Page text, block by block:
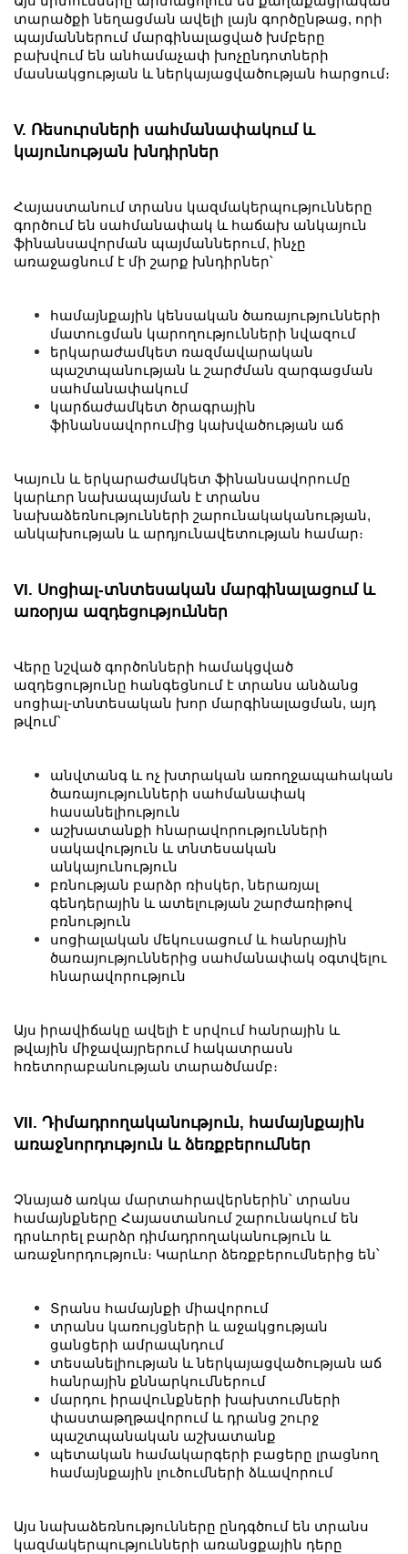
տարածքի նեղացման ավելի լայն գործընթաց, որի
պայմաններում մարգինալացված խմբերը
բախվում են անհամաչափ խոչընդոտների
մասնակցության և ներկայացվածության հարցում։
V. Ռեսուրսների սահմանափակում և
կայունության խնդիրներ
Հայաստանում տրանս կազմակերպությունները
գործում են սահմանափակ և հաճախ անկայուն
ֆինանսավորման պայմաններում, ինչը
առաջացնում է մի շարք խնդիրներ՝
համայնքային կենսական ծառայությունների
մատուցման կարողությունների նվազում
երկարաժամկետ ռազմավարական
պաշտպանության և շարժման զարգացման
սահմանափակում
կարճաժամկետ ծրագրային
ֆինանսավորումից կախվածության աճ
Կայուն և երկարաժամկետ ֆինանսավորումը
կարևոր նախապայման է տրանս
նախաձեռնությունների շարունակականության,
անկախության և արդյունավետության համար։
VI. Սոցիալ-տնտեսական մարգինալացում և
առօրյա ազդեցություններ
Վերը նշված գործոնների համակցված
ազդեցությունը հանգեցնում է տրանս անձանց
սոցիալ-տնտեսական խոր մարգինալացման, այդ
թվում՝
անվտանգ և ոչ խտրական առողջապահական
ծառայությունների սահմանափակ
հասանելիություն
աշխատանքի հնարավորությունների
սակավություն և տնտեսական
անկայունություն
բռնության բարձր ռիսկեր, ներառյալ
գենդերային և ատելության շարժառիթով
բռնություն
սոցիալական մեկուսացում և հանրային
ծառայություններից սահմանափակ օգտվելու
հնարավորություն
Այս իրավիճակը ավելի է սրվում հանրային և
թվային միջավայրերում հակատրասն
հռետորաբանության տարածմամբ։
VII. Դիմադրողականություն, համայնքային
առաջնորդություն և ձեռքբերումներ
Չնայած առկա մարտահրավերներին՝ տրանս
համայնքները Հայաստանում շարունակում են
դրսևորել բարձր դիմադրողականություն և
առաջնորդություն։ Կարևոր ձեռքբերումներից են՝
Տրանս համայնքի միավորում
տրանս կառույցների և աջակցության
ցանցերի ամրապնդում
տեսանելիության և ներկայացվածության աճ
հանրային քննարկումներում
մարդու իրավունքների խախտումների
փաստաթղթավորում և դրանց շուրջ
պաշտպանական աշխատանք
պետական համակարգերի բացերը լրացնող
համայնքային լուծումների ձևավորում
Այս նախաձեռնությունները ընդգծում են տրանս
կազմակերպությունների առանցքային դերը